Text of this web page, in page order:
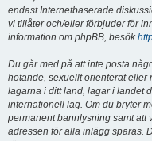
endast Internetbaserade
vi tillåter och/eller förbjuder för
information om phpBB, besök
Du går med på att inte posta
hotande, sexuellt orienterat eller
lagarna i ditt land, lagar i landet
internationell lag. Om du bryter
permanent bannlysning samt att
adressen för alla inlägg sparas.